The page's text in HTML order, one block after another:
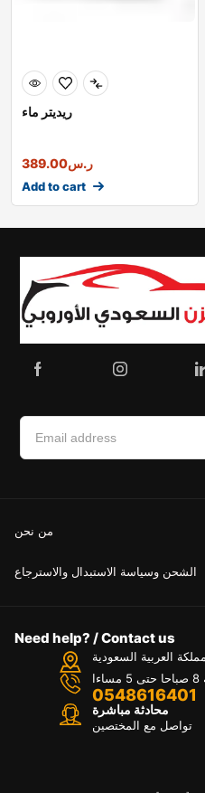
ريديتر ماء
ر.س389.00
Add to cart
من نحن
الشحن وسياسة الاستبدال والاسترجاع
Need help? / Contact us
العربية السعودية
0548616401
محادثة مباشرة
تواصل مع المختصين